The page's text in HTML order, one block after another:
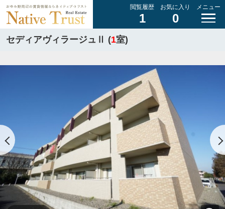
閲覧履歴
1
お気に入り
0
メニュー
セディアヴィラージュⅡ (1室)